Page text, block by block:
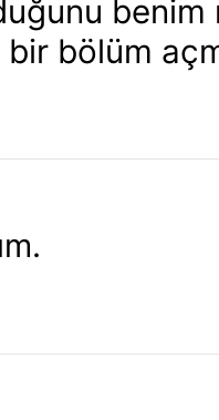
bölüm